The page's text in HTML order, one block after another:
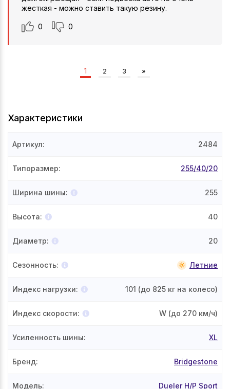
Характеристики
Артикул: 2484
Типоразмер: 255/40/20
Ширина шины: 255
Высота: 40
Диаметр: 20
Сезонность: Летние
Индекс нагрузки: 101 (до 825 кг на колесо)
Индекс скорости: W (до 270 км/ч)
Усиленность шины: XL
Бренд: Bridgestone
Модель: Dueler H/P Sport
жесткая - можно ставить такую резину.
0 0
1 2 3 »